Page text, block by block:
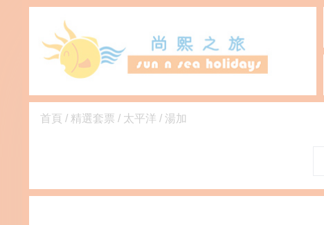
首頁 / 精選套票 / 太平洋 / 湯加